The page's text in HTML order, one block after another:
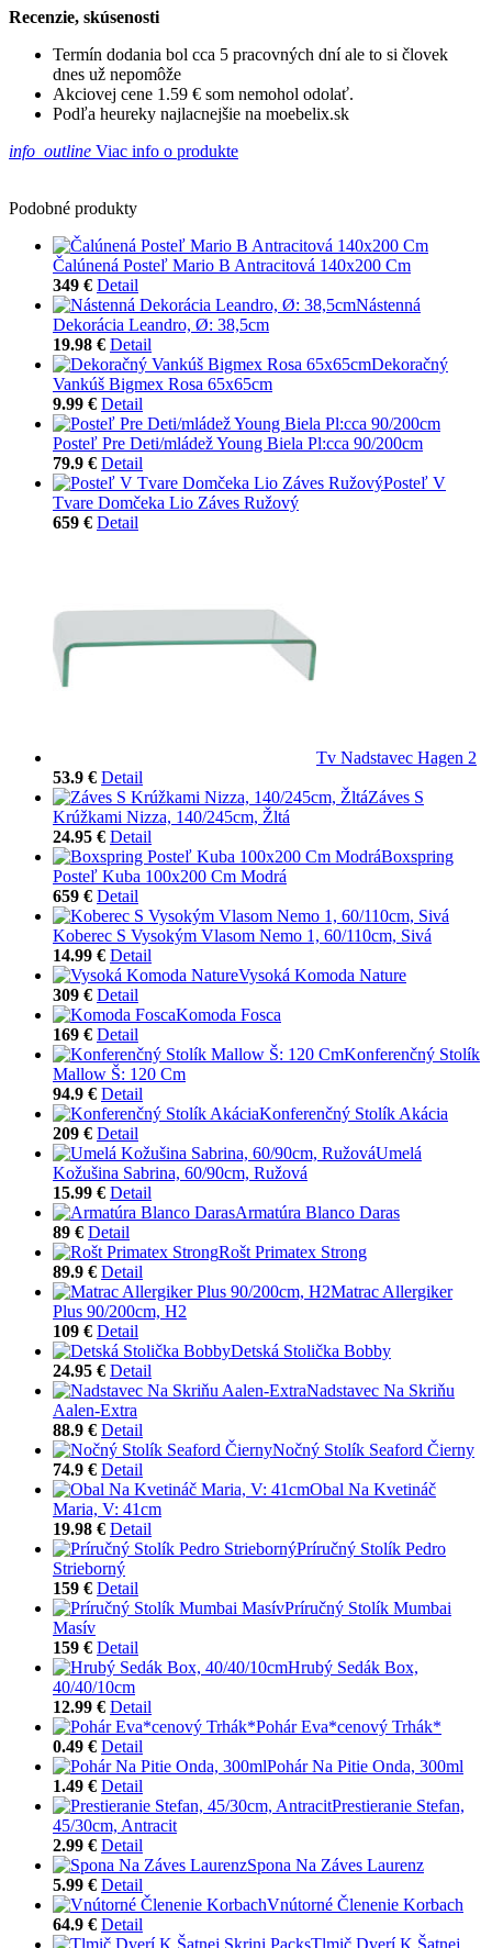
Recenzie, skúsenosti
Termín dodania bol cca 5 pracovných dní ale to si človek
dnes už nepomôže
Akciovej cene 1.59 € som nemohol odolať.
Podľa heureky najlacnejšie na moebelix.sk
info_outline Viac info o produkte
Podobné produkty
Čalúnená Posteľ Mario B Antracitová 140x200 Cm
349 € Detail
Nástenná
Dekorácia Leandro, Ø: 38,5cm
19.98 € Detail
Dekoračný
Vankúš Bigmex Rosa 65x65cm
9.99 € Detail
Posteľ Pre Deti/mládež Young Biela Pl:cca 90/200cm
79.9 € Detail
Posteľ V
Tvare Domčeka Lio Záves Ružový
659 € Detail
Tv Nadstavec Hagen 2
53.9 € Detail
Záves S
Krúžkami Nizza, 140/245cm, Žltá
24.95 € Detail
Boxspring
Posteľ Kuba 100x200 Cm Modrá
659 € Detail
Koberec S Vysokým Vlasom Nemo 1, 60/110cm, Sivá
14.99 € Detail
Vysoká Komoda Nature
309 € Detail
Komoda Fosca
169 € Detail
Konferenčný Stolík
Mallow Š: 120 Cm
94.9 € Detail
Konferenčný Stolík Akácia
209 € Detail
Umelá
Kožušina Sabrina, 60/90cm, Ružová
15.99 € Detail
Armatúra Blanco Daras
89 € Detail
Rošt Primatex Strong
89.9 € Detail
Matrac Allergiker
Plus 90/200cm, H2
109 € Detail
Detská Stolička Bobby
24.95 € Detail
Nadstavec Na Skriňu
Aalen-Extra
88.9 € Detail
Nočný Stolík Seaford Čierny
74.9 € Detail
Obal Na Kvetináč
Maria, V: 41cm
19.98 € Detail
Príručný Stolík Pedro
Strieborný
159 € Detail
Príručný Stolík Mumbai
Masív
159 € Detail
Hrubý Sedák Box,
40/40/10cm
12.99 € Detail
Pohár Eva*cenový Trhák*
0.49 € Detail
Pohár Na Pitie Onda, 300ml
1.49 € Detail
Prestieranie Stefan,
45/30cm, Antracit
2.99 € Detail
Spona Na Záves Laurenz
5.99 € Detail
Vnútorné Členenie Korbach
64.9 € Detail
Tlmič Dverí K Šatnej